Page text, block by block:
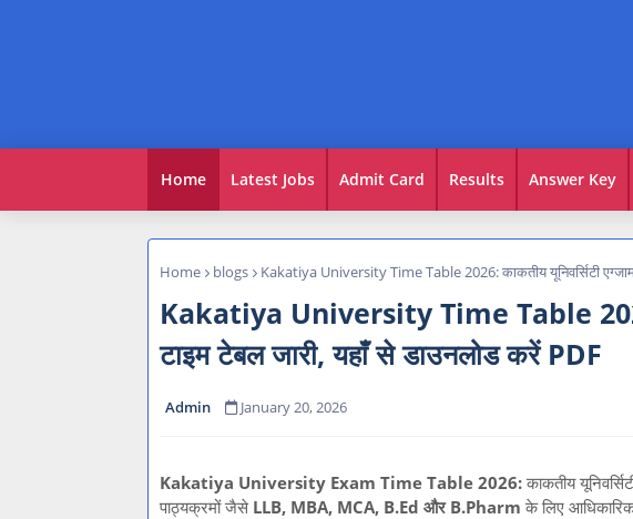
Home Latest Jobs Admit Card Results Answer Key
Home blogs Kakatiya University Time Table 2026: काकतीय यूनिवर्सिटी
Kakatiya University Time Table 2026:
टाइम टेबल जारी, यहाँ से डाउनलोड करें PDF
Admin January 20, 2026
Kakatiya University Exam Time Table 2026: काकतीय
पाठ्यक्रमों जैसे LLB, MBA, MCA, B.Ed और B.Pharm के लिए